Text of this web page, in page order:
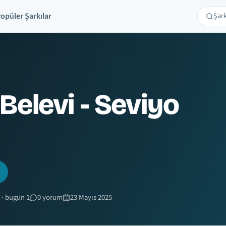
Şarkılar Ara
- Seviyo
bugün 1 0 yorum 23 Mayıs 2025